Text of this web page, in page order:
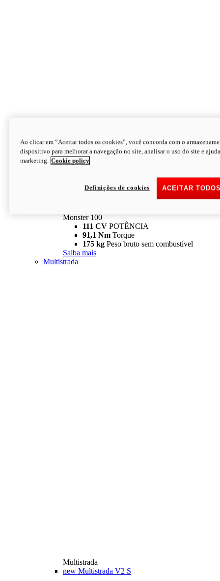
Monster
Monster 100
111 CV POTÊNCIA
91,1 Nm Torque
175 kg Peso bruto sem combustível
Saiba mais
Multistrada
Multistrada
new Multistrada V2 S
Ao clicar em “Aceitar todos os cookies”, você concorda com o
dispositivo para melhorar a navegação no site, analisar o uso do site e
marketing. Cookie policy
ACEITAR
Definições de cookies